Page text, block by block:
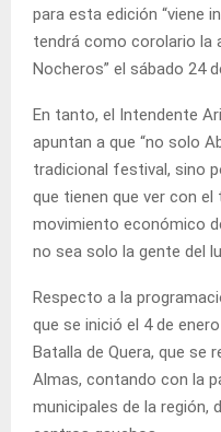
para esta edición “viene
tendrá como corolario la
Nocheros” el sábado 24
En tanto, el Intendente
apuntan a que “no solo
tradicional festival, sino
que tienen que ver con
movimiento económico
no sea solo la gente del
Respecto a la
que se inició el 4 de
Batalla de Quera, que se
Almas, contando con la
municipales de la región,